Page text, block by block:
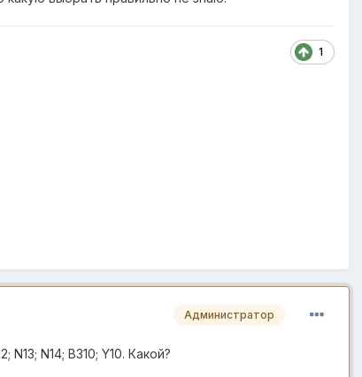
1
Администратор
N14; B310; Y10. Какой?